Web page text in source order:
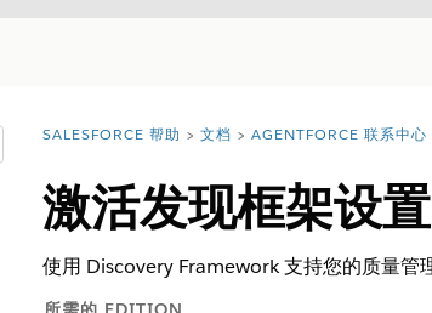
目录 您在此处：
SALESFORCE 帮助 文档 AGENTFORCE 联系中心
激活发现框架设置
使用 Discovery Framework 支持您的质量管